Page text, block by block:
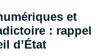
et
: rappel
d’État